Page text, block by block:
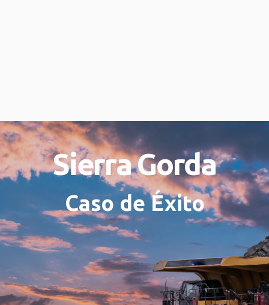
Sierra Gorda
Caso de Éxito